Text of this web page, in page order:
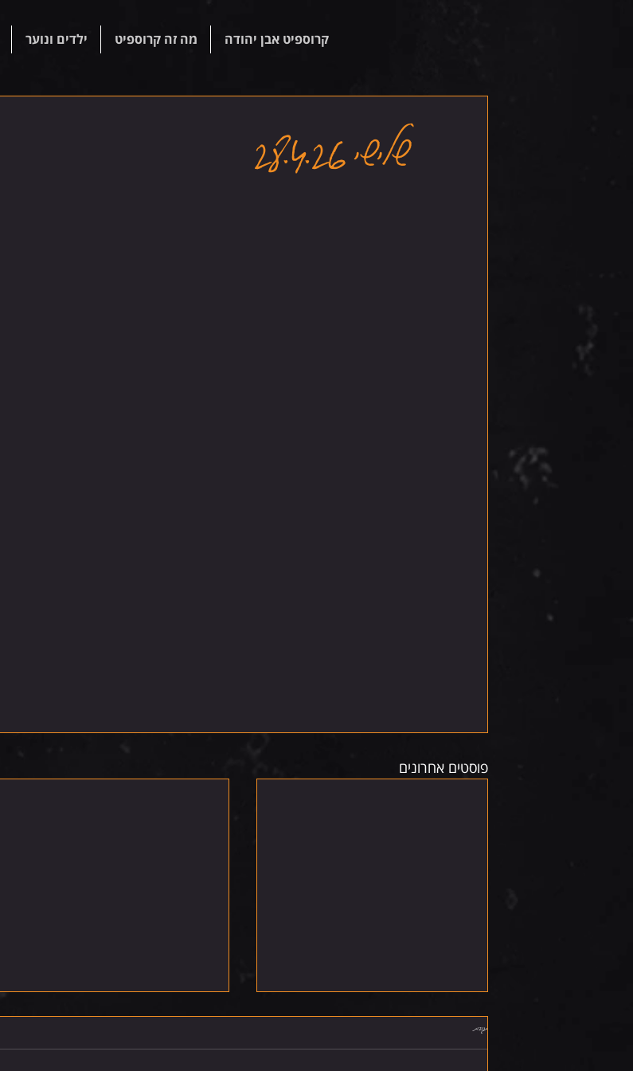
קרוספיט אבן יהודה מה זה קרוספיט ילדים ונוער
שלישי 28.4.26
פוסטים אחרונים
תגובות